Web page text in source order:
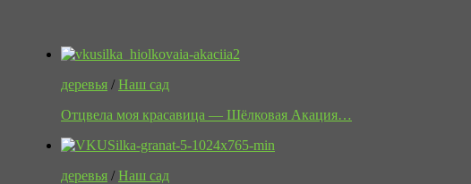
деревья /Наш сад
Отцвела моя красавица — Шёлковая Акация…
деревья /Наш сад